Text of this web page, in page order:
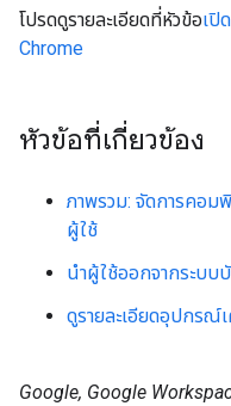
โปรดดูรายละเอียดที่หัวข้อเปิ
Chrome
หัวข้อที่เกี่ยวข้อง
ภาพรวม: จัดการคอม
ผู้ใช้
นำผู้ใช้ออกจากระบบ
ดูรายละเอียดอุปกรณ์
Google, Google